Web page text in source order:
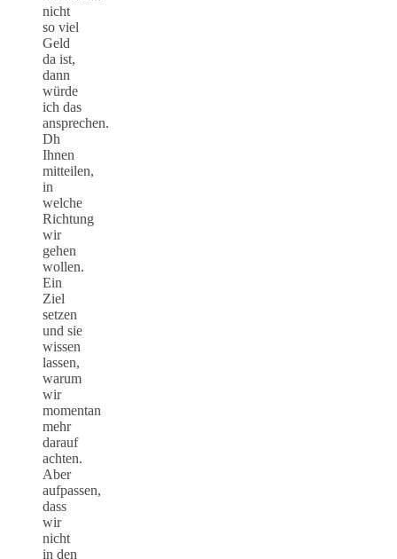
nicht
so viel
Geld
da ist,
dann
würde
ich das
ansprechen.
Dh
Ihnen
mitteilen,
in
welche
Richtung
wir
gehen
wollen.
Ein
Ziel
setzen
und sie
wissen
lassen,
warum
wir
momentan
mehr
darauf
achten.
Aber
aufpassen,
dass
wir
nicht
in den